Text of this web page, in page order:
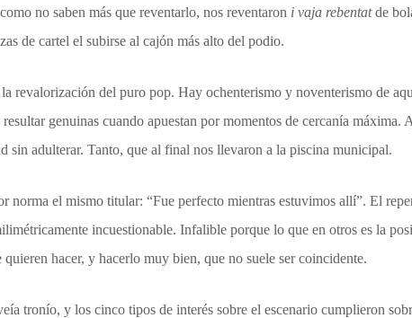
no saben más que reventarlo, nos reventaron i vaja rebentatde
de cartel el subirse al cajón más alto del podio.
la revalorización del puro pop. Hay ochenterismo y noventerismo de
genuinas cuando apuestan por momentos de cercanía máxima.
sin adulterar. Tanto, que al final nos llevaron a la piscina municipal.
norma el mismo titular: “Fue perfecto mientras estuvimos allí”. El
incuestionable. Infalible porque lo que en otros es la
hacer, y hacerlo muy bien, que no suele ser coincidente.
tronío, y los cinco tipos de interés sobre el escenario cumplieron